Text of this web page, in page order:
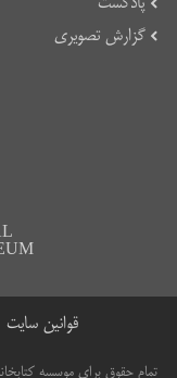
گزارش تصویری
قوانین سایت
تمام حقوق برای موسسه